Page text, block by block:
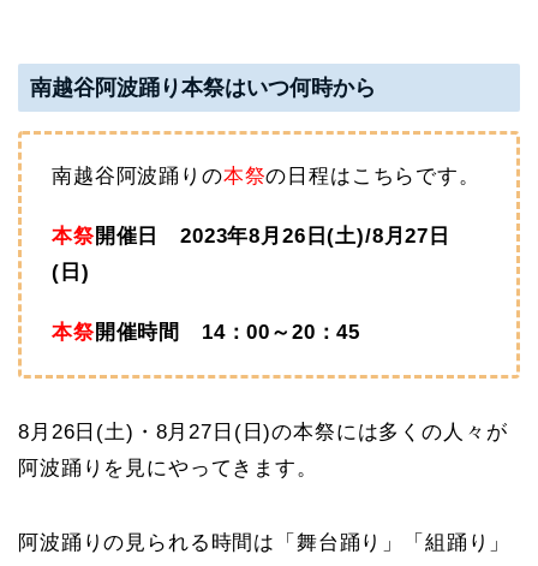
南越谷阿波踊り本祭はいつ何時から
南越谷阿波踊りの本祭の日程はこちらです。
本祭開催日 2023年8月26日(土)/8月27日
(日)
本祭開催時間 14：00～20：45
8月26日(土)・8月27日(日)の本祭には多くの人々が
阿波踊りを見にやってきます。
阿波踊りの見られる時間は「舞台踊り」「組踊り」